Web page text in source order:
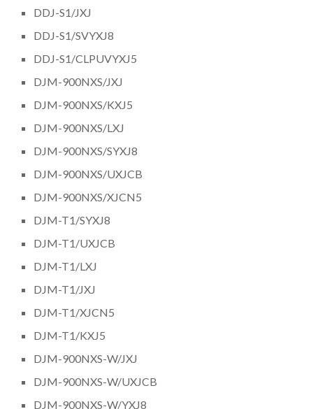
DDJ-S1/JXJ
DDJ-S1/SVYXJ8
DDJ-S1/CLPUVYXJ5
DJM-900NXS/JXJ
DJM-900NXS/KXJ5
DJM-900NXS/LXJ
DJM-900NXS/SYXJ8
DJM-900NXS/UXJCB
DJM-900NXS/XJCN5
DJM-T1/SYXJ8
DJM-T1/UXJCB
DJM-T1/LXJ
DJM-T1/JXJ
DJM-T1/XJCN5
DJM-T1/KXJ5
DJM-900NXS-W/JXJ
DJM-900NXS-W/UXJCB
DJM-900NXS-W/YXJ8